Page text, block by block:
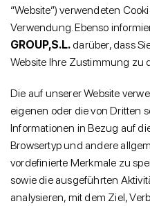
“Website”) verwendeten
Verwendung. Ebenso
GROUP,S.L. darüber, dass
Website Ihre Zustimmung zu
Die auf unserer Website
eigenen oder die von Dritten
Informationen in Bezug auf
Browsertyp und andere
vordefinierte Merkmale zu
sowie die ausgeführten
analysieren, mit dem Ziel,